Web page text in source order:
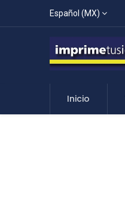
Español (MX)
Inicio